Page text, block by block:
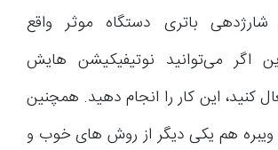
باتری دستگاه موثر واقع
اگر می‌توانید نوتیفیکیشن هایش
کنید، این کار را انجام دهید. همچنین
ویبره هم یکی دیگر از روش های خوب و